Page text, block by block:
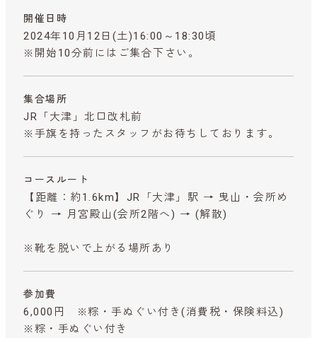
開催日時
2024年10月12日(土)16:00～18:30頃
※開始10分前にはご集合下さい。
集合場所
JR「大津」北口改札前
※手旗を持ったスタッフがお待ちしております。
コースルート
【距離：約1.6km】JR「大津」駅 → 曳山・会所め
ぐり → 月宮殿山(会所2階へ) → (解散)
※靴を脱いで上がる場所あり
参加費
6,000円 ※粽・手ぬぐい付き (消費税・保険料込)
※粽・手ぬぐい付き